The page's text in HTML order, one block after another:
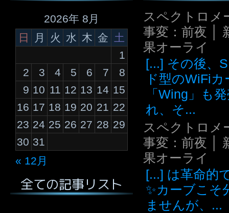
2026年 8月
日
月 火 水 木 金 土
« 12月
1
2
3 4 5 6 7
8
9 10 11 12 13 14 15
16 17 18 19 20 21 22
23 24 25 26 27 28 29
30 31
全ての記事リスト
スペクトロメ
事変：前夜 │
果オーライ
[...] その後、
ド型のWiFiカ
「Wing」も
れ、そ...
スペクトロメ
事変：前夜 │
果オーライ
[...] は革命的
✨カーブこそ
ませんが、...